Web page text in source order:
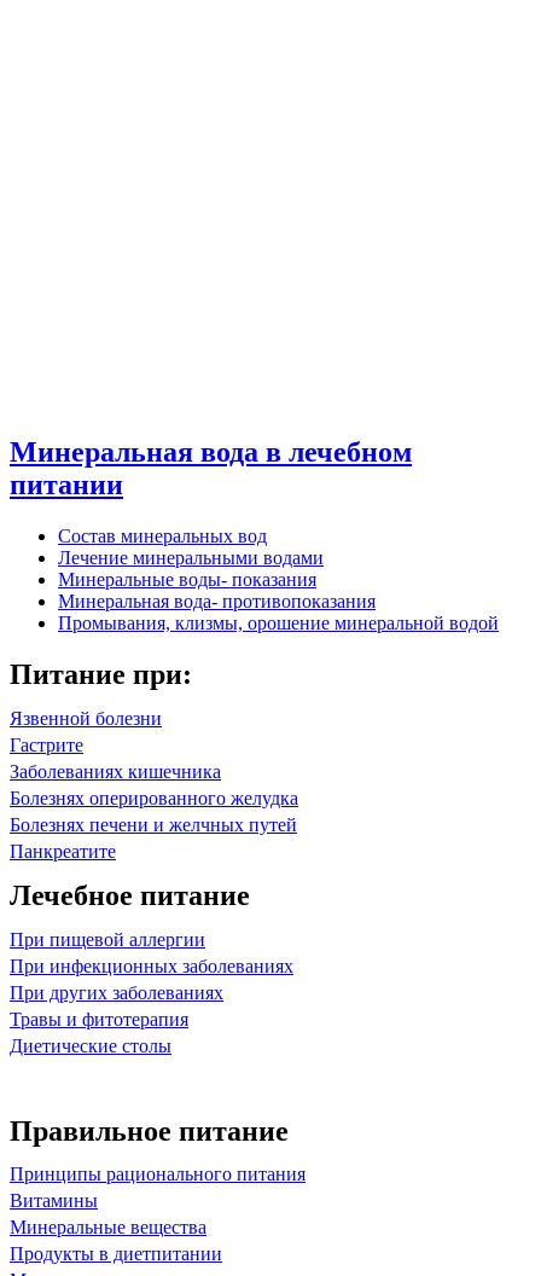
Минеральная вода в лечебном
питании
Состав минеральных вод
Лечение минеральными водами
Минеральные воды- показания
Минеральная вода- противопоказания
Промывания, клизмы, орошение минеральной водой
Питание при:
Язвенной болезни
Гастрите
Заболеваниях кишечника
Болезнях оперированного желудка
Болезнях печени и желчных путей
Панкреатите
Лечебное питание
При пищевой аллергии
При инфекционных заболеваниях
При других заболеваниях
Травы и фитотерапия
Диетические столы
Правильное питание
Принципы рационального питания
Витамины
Минеральные вещества
Продукты в диетпитании